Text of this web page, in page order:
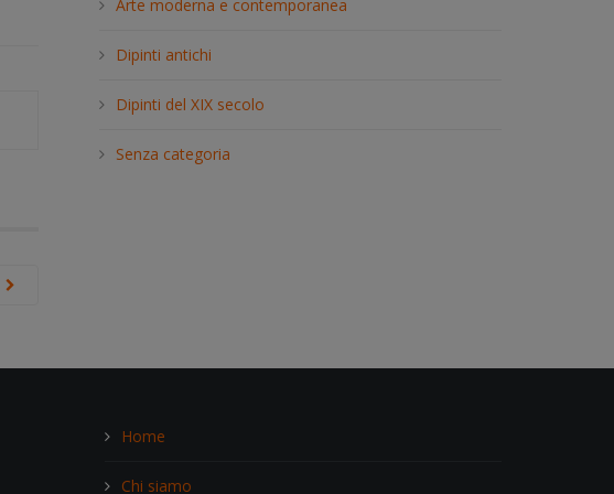
h
Arte moderna e contemporanea
Dipinti antichi
Dipinti del XIX secolo
Senza categoria
Home
Chi siamo